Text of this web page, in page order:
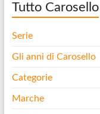
Tutto Carosello
Serie
Gli anni di Carosello
Categorie
Marche